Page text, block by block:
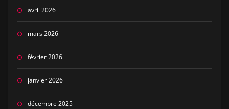
avril 2026
mars 2026
février 2026
janvier 2026
décembre 2025